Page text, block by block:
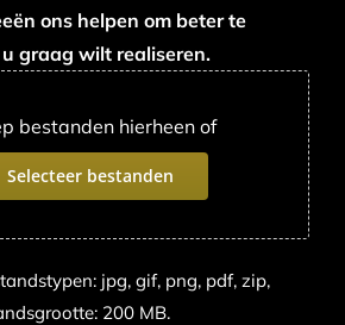
ons helpen om beter te
graag wilt realiseren.
bestanden hierheen of
Selecteer bestanden
jpg, gif, png, pdf, zip,
200 MB.